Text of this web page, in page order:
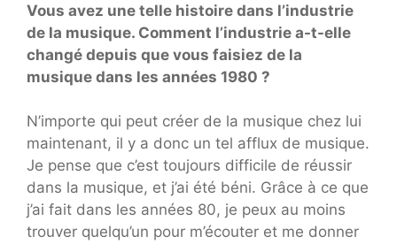
Vous avez une telle histoire dans l’industrie
de la musique. Comment l’industrie a-t-elle
changé depuis que vous faisiez de la
musique dans les années 1980 ?
N’importe qui peut créer de la musique chez lui
maintenant, il y a donc un tel afflux de musique.
Je pense que c’est toujours difficile de réussir
dans la musique, et j’ai été béni. Grâce à ce que
j’ai fait dans les années 80, je peux au moins
trouver quelqu’un pour m’écouter et me donner